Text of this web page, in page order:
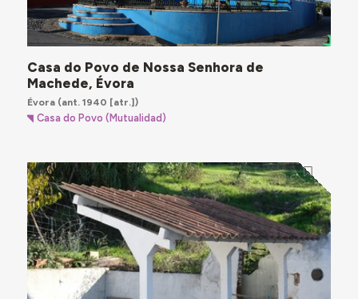
Casa do Povo de Nossa Senhora de
Machede, Évora
Évora(ant. 1940 [atr.])
Casa do Povo (Mutualidad)